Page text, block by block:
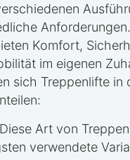
Komfort,
im eigenen
sich Treppenlifte in
Diese Art von
verwendete